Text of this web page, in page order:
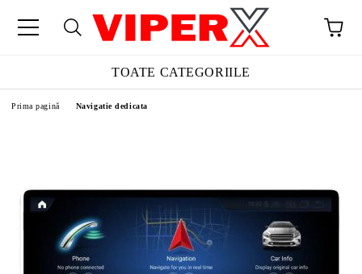
TOATE CATEGORIILE
Prima pagină Navigatie dedicata